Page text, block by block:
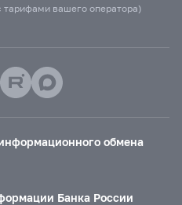
тарифами вашего оператора)
обмена
Банка России